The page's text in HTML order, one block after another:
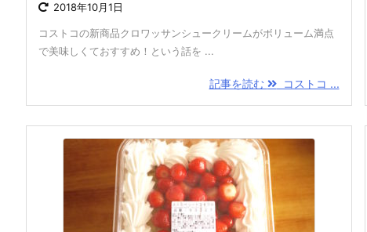
2018年10月1日
コストコの新商品クロワッサンシュークリームがボリューム満点
で美味しくておすすめ！という話を ...
記事を読む コストコ ...